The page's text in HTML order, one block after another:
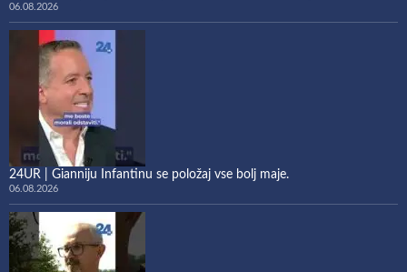
06.08.2026
24UR | Gianniju Infantinu se položaj vse bolj maje.
06.08.2026